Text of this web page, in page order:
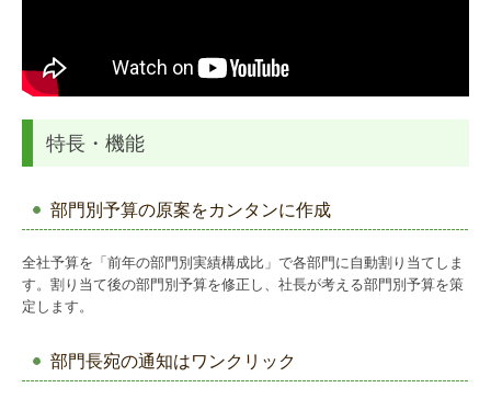
特長・機能
部門別予算の原案をカンタンに作成
全社予算を「前年の部門別実績構成比」で各部門に自動割り当てしま
す。割り当て後の部門別予算を修正し、社長が考える部門別予算を策
定します。
部門長宛の通知はワンクリック